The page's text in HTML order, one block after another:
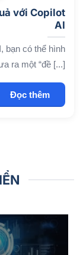
với Copilot
AI
bạn có thể hình
ra một “đề [...]
Đọc thêm